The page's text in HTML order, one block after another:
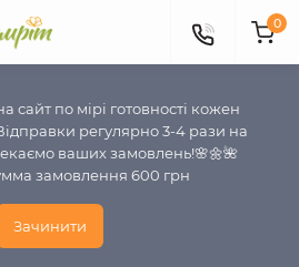
сайт по мірі готовності кожен
регулярно 3-4 рази на
ваших замовлень!🌸🌼🌺
замовлення 600 грн
Зачинити
0